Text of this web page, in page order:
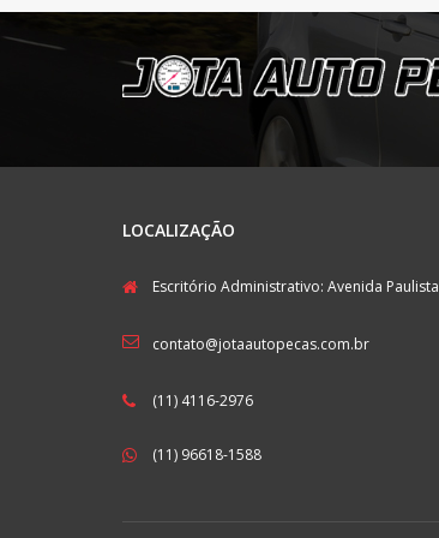
LOCALIZAÇÃO
Escritório Administrativo: Avenida Paulista
contato@jotaautopecas.com.br
(11) 4116-2976
(11) 96618-1588